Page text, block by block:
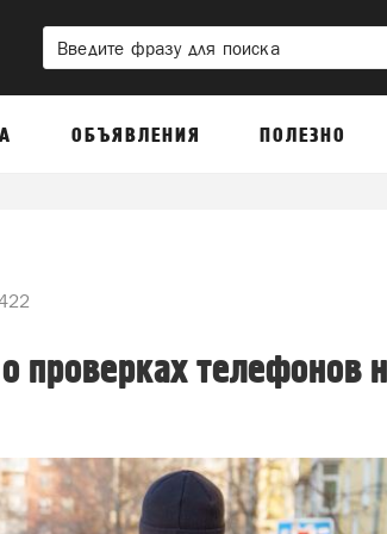
ОБЪЯВЛЕНИЯ ПОЛЕЗНО
проверках телефонов